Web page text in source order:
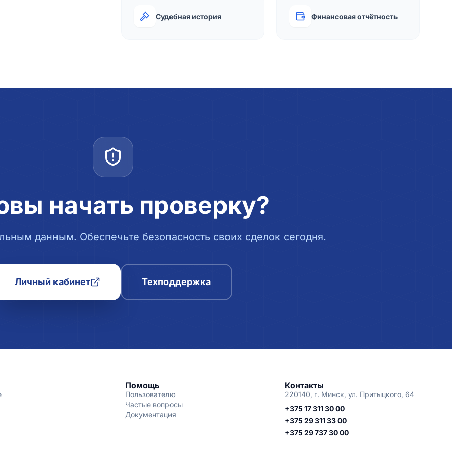
Судебная история Финансовая отчётность
начать проверку?
данным. Обеспечьте безопасность своих сделок сегодня.
Личный кабинет Техподдержка
Помощь
Пользователю
Частые вопросы
Документация
Контакты
220140, г. Минск, ул. Притыцкого, 64
+375 17 311 30 00
+375 29 311 33 00
+375 29 737 30 00